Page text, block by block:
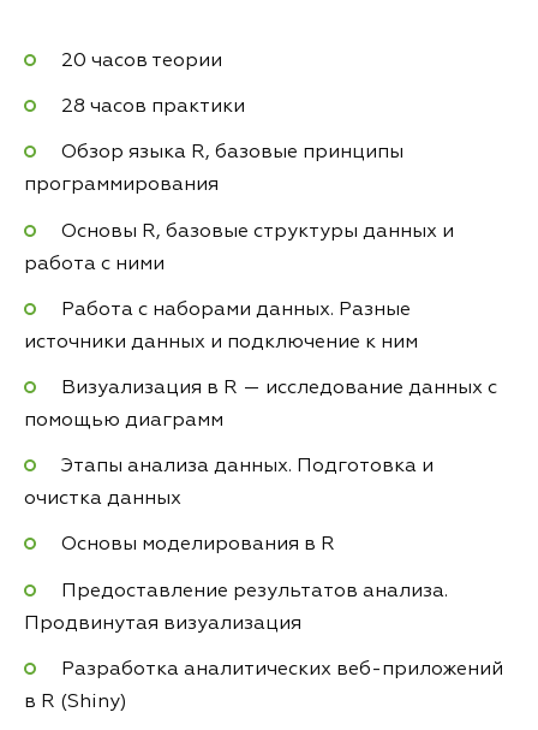
20 часов теории
28 часов практики
Обзор языка R, базовые принципы
программирования
Основы R, базовые структуры данных и
работа с ними
Работа с наборами данных. Разные
источники данных и подключение к ним
Визуализация в R — исследование данных с
помощью диаграмм
Этапы анализа данных. Подготовка и
очистка данных
Основы моделирования в R
Предоставление результатов анализа.
Продвинутая визуализация
Разработка аналитических веб-приложений
в R (Shiny)